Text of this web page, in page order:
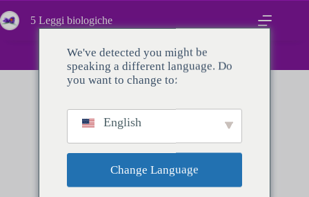
al
contenuto
5 Leggi biologiche
Corso
Prossimamente
We've detected you might be
speaking a different language. Do
you want to change to:
English
Change Language